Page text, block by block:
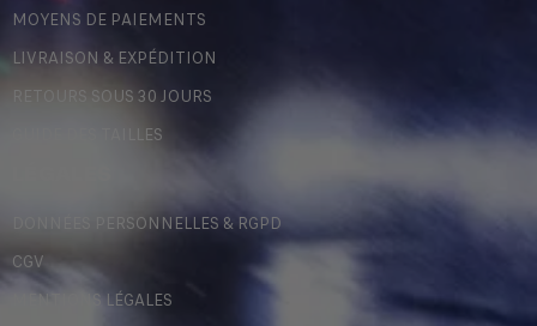
MOYENS DE PAIEMENTS
LIVRAISON & EXPÉDITION
RETOURS SOUS 30 JOURS
GUIDE DES TAILLES
DONNÉES PERSONNELLES & RGPD
CGV
MENTIONS LÉGALES